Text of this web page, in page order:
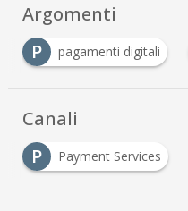
Argomenti
P POS R
Canali
P
Payment Services